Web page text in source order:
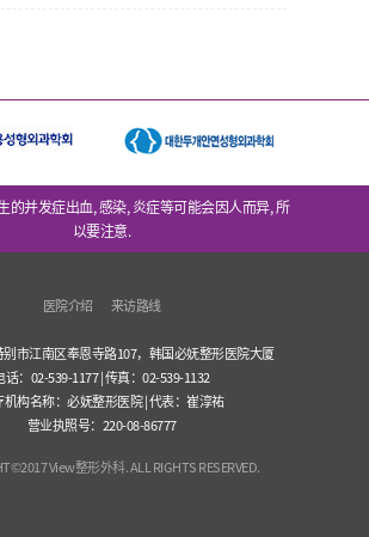
的并发症出血, 感染, 炎症等可能会因人而异, 所
以要注意.
医院介绍 来访路线
市江南区奉恩寺路107，韩国必妩整形医院大厦
话：02-539-1177 | 传真：02-539-1132
机构名称：必妩整形医院 | 代表：崔淳祐
营业执照号：220-08-86777
View整形外科. ALL RIGHTS RESERVED.